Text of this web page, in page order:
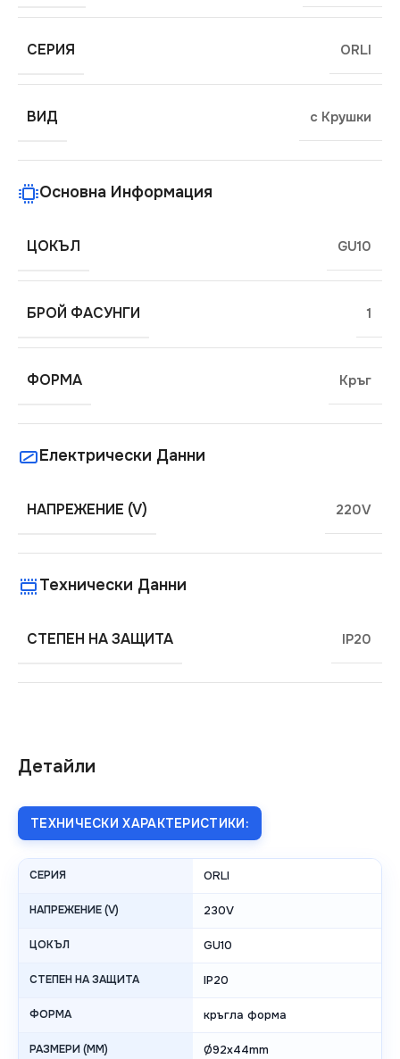
Детайли
ТЕХНИЧЕСКИ ХАРАКТЕРИСТИКИ:
СЕРИЯ ORLI
НАПРЕЖЕНИЕ (V) 230V
ЦОКЪЛ GU10
СТЕПЕН НА ЗАЩИТА IP20
ФОРМА кръгла форма
РАЗМЕРИ (MM) Ø92x44mm
СЕРИЯ ORLI
ВИД с Крушки
Основна Информация
ЦОКЪЛ GU10
БРОЙ ФАСУНГИ 1
ФОРМА Кръг
Електрически Данни
НАПРЕЖЕНИЕ (V) 220V
Технически Данни
СТЕПЕН НА ЗАЩИТА IP20